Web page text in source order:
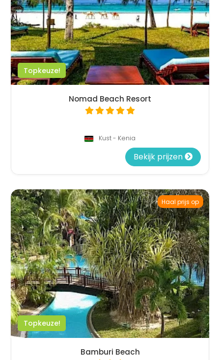
Topkeuze!
Nomad Beach Resort
Kust - Kenia
Bekijk prijzen
Haal prijs op
Topkeuze!
Bamburi Beach